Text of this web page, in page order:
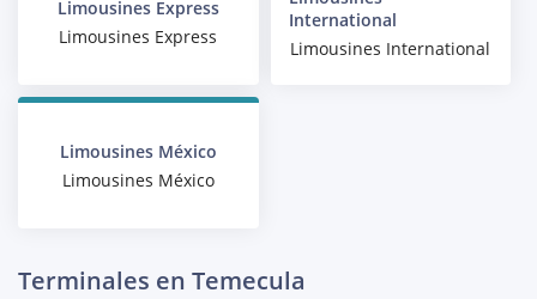
Limousines Express
Limousines Express
International
Limousines International
Limousines México
Limousines México
Terminales en Temecula